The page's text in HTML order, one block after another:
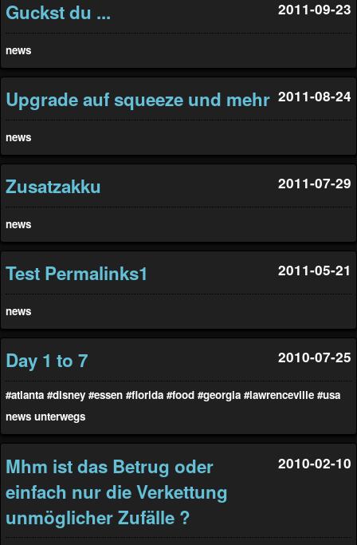
Guckst du ... 2011-09-23
news
Upgrade auf squeeze und mehr 2011-08-24
news
Zusatzakku 2011-07-29
news
Test Permalinks1 2011-05-21
news
Day 1 to 7 2010-07-25
#atlanta #disney #essen #florida #food #georgia #lawrenceville #usa
news unterwegs
Mhm ist das Betrug oder
einfach nur die Verkettung
unmöglicher Zufälle ?
2010-02-10